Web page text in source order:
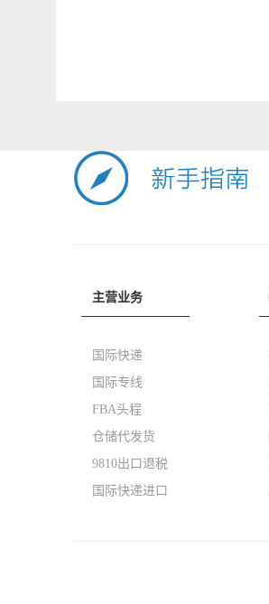
主营业务
国际快递
国际专线
FBA头程
仓储代发货
9810出口退税
国际快递进口